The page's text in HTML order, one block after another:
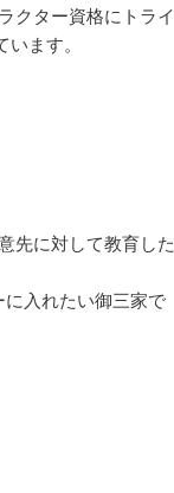
クター資格にトライ
ます。
先に対して教育した
入れたい御三家で